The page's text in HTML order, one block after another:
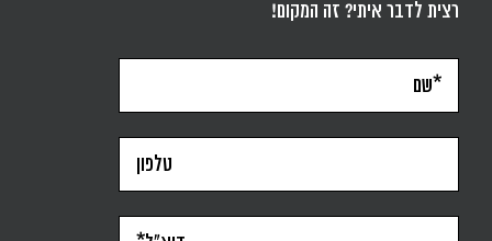
רצית לדבר איתי? זה המקום!